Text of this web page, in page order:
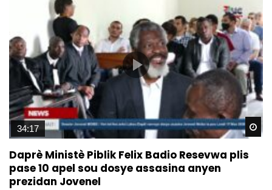
34:17
Daprè Ministè Piblik Felix Badio Resevwa plis
pase 10 apel sou dosye assasina anyen
prezidan Jovenel